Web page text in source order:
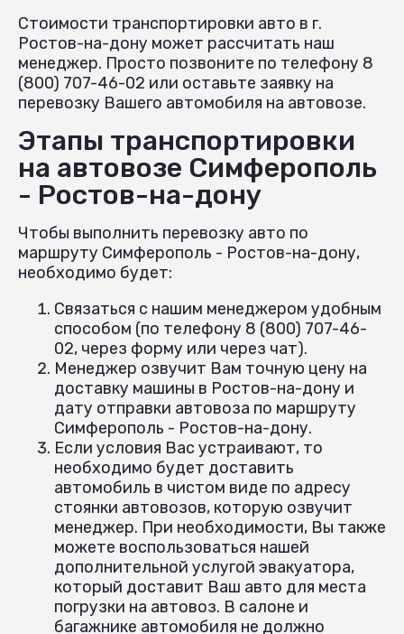
Стоимости транспортировки авто в г.
Ростов-на-дону может рассчитать наш
менеджер. Просто позвоните по телефону 8
(800) 707-46-02 или оставьте заявку на
перевозку Вашего автомобиля на автовозе.
Этапы транспортировки
на автовозе Симферополь
- Ростов-на-дону
Чтобы выполнить перевозку авто по
маршруту Симферополь - Ростов-на-дону,
необходимо будет:
Связаться с нашим менеджером удобным
способом (по телефону 8 (800) 707-46-
02, через форму или через чат).
Менеджер озвучит Вам точную цену на
доставку машины в Ростов-на-дону и
дату отправки автовоза по маршруту
Симферополь - Ростов-на-дону.
Если условия Вас устраивают, то
необходимо будет доставить
автомобиль в чистом виде по адресу
стоянки автовозов, которую озвучит
менеджер. При необходимости, Вы также
можете воспользоваться нашей
дополнительной услугой эвакуатора,
который доставит Ваш авто для места
погрузки на автовоз. В салоне и
багажнике автомобиля не должно